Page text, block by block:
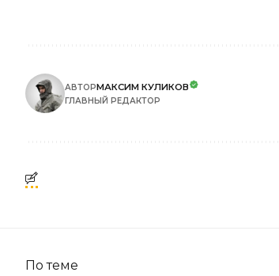
АВТОРМАКСИМ КУЛИКОВ
ГЛАВНЫЙ РЕДАКТОР
По теме